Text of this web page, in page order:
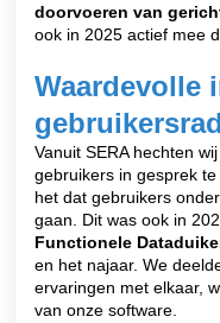
doorvoeren van
ook in 2025 actief mee
Waardevolle
Vanuit SERA hechten
gebruikers in gesprek
het dat gebruikers
gaan. Dit was ook in
Functionele
en het najaar. We
ervaringen met elkaar,
van onze software.